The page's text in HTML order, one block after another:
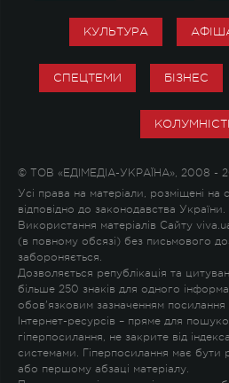
КУЛЬТУРА
СПЕЦТЕМИ БІЗНЕС
© ТОВ «ЕДІМЕДІА-УКРАЇНА», 2008 -
Усі права на матеріали, розміщені на
відповідно до законодавства України.
Використання матеріалів Сайту
(в повному обсязі) без письмового
забороняється.
Дозволяється републікація та
більше 250 знаків для одного
обов'язковим зазначенням
Інтернет-ресурсів – пряме для
гіперпосилання, не закрите від
системами. Гіперпосилання має бути
або першому абзаці матеріалу.